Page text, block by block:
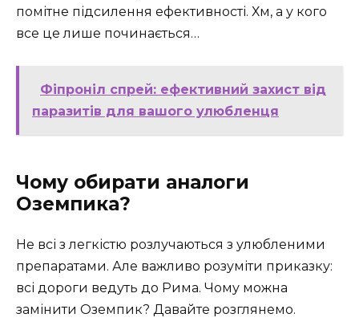
помітне підсилення ефективності. Хм, а у кого
все це лише починається…
Фіпроніл спрей: ефективний захист від
паразитів для вашого улюбленця
Чому обирати аналоги
Оземпика?
Не всі з легкістю розлучаються з улюбленими
препаратами. Але важливо розуміти приказку:
всі дороги ведуть до Рима. Чому можна
замінити Оземпик? Давайте розглянемо.